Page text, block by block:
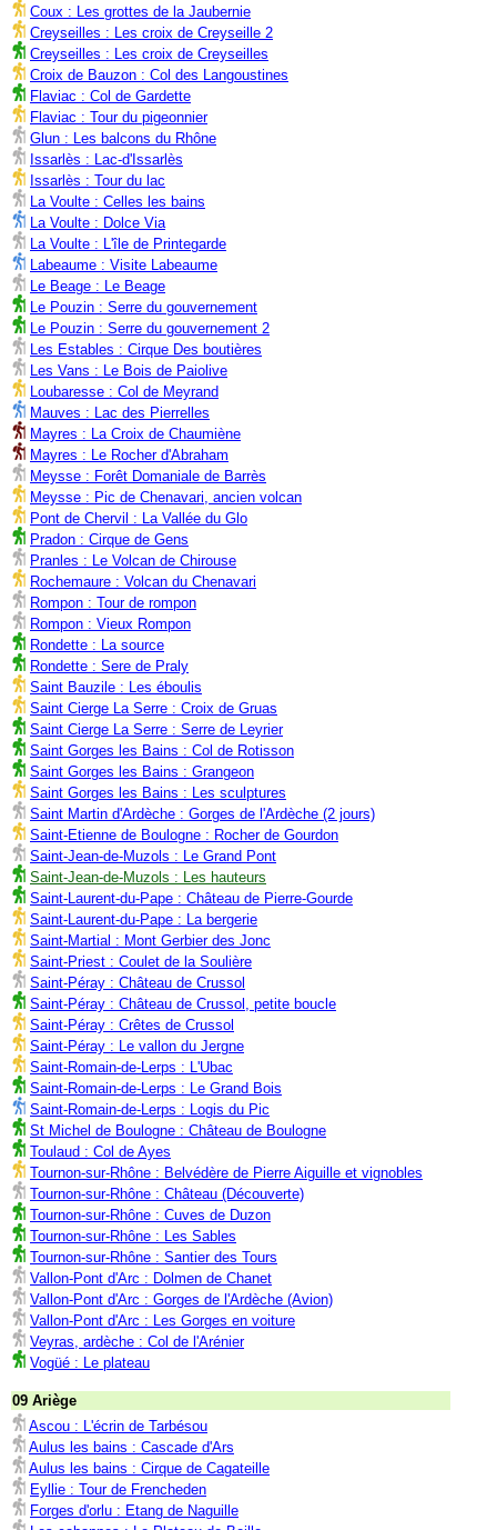
Coux : Les grottes de la Jaubernie
Creyseilles : Les croix de Creyseille 2
Creyseilles : Les croix de Creyseilles
Croix de Bauzon : Col des Langoustines
Flaviac : Col de Gardette
Flaviac : Tour du pigeonnier
Glun : Les balcons du Rhône
Issarlès : Lac-d'Issarlès
Issarlès : Tour du lac
La Voulte : Celles les bains
La Voulte : Dolce Via
La Voulte : L'île de Printegarde
Labeaume : Visite Labeaume
Le Beage : Le Beage
Le Pouzin : Serre du gouvernement
Le Pouzin : Serre du gouvernement 2
Les Estables : Cirque Des boutières
Les Vans : Le Bois de Paiolive
Loubaresse : Col de Meyrand
Mauves : Lac des Pierrelles
Mayres : La Croix de Chaumiène
Mayres : Le Rocher d'Abraham
Meysse : Forêt Domaniale de Barrès
Meysse : Pic de Chenavari, ancien volcan
Pont de Chervil : La Vallée du Glo
Pradon : Cirque de Gens
Pranles : Le Volcan de Chirouse
Rochemaure : Volcan du Chenavari
Rompon : Tour de rompon
Rompon : Vieux Rompon
Rondette : La source
Rondette : Sere de Praly
Saint Bauzile : Les éboulis
Saint Cierge La Serre : Croix de Gruas
Saint Cierge La Serre : Serre de Leyrier
Saint Gorges les Bains : Col de Rotisson
Saint Gorges les Bains : Grangeon
Saint Gorges les Bains : Les sculptures
Saint Martin d'Ardèche : Gorges de l'Ardèche (2 jours)
Saint-Etienne de Boulogne : Rocher de Gourdon
Saint-Jean-de-Muzols : Le Grand Pont
Saint-Jean-de-Muzols : Les hauteurs
Saint-Laurent-du-Pape : Château de Pierre-Gourde
Saint-Laurent-du-Pape : La bergerie
Saint-Martial : Mont Gerbier des Jonc
Saint-Priest : Coulet de la Soulière
Saint-Péray : Château de Crussol
Saint-Péray : Château de Crussol, petite boucle
Saint-Péray : Crêtes de Crussol
Saint-Péray : Le vallon du Jergne
Saint-Romain-de-Lerps : L'Ubac
Saint-Romain-de-Lerps : Le Grand Bois
Saint-Romain-de-Lerps : Logis du Pic
St Michel de Boulogne : Château de Boulogne
Toulaud : Col de Ayes
Tournon-sur-Rhône : Belvédère de Pierre Aiguille et vignobles
Tournon-sur-Rhône : Château (Découverte)
Tournon-sur-Rhône : Cuves de Duzon
Tournon-sur-Rhône : Les Sables
Tournon-sur-Rhône : Santier des Tours
Vallon-Pont d'Arc : Dolmen de Chanet
Vallon-Pont d'Arc : Gorges de l'Ardèche (Avion)
Vallon-Pont d'Arc : Les Gorges en voiture
Veyras, ardèche : Col de l'Arénier
Vogüé : Le plateau
09 Ariège
Ascou : L'écrin de Tarbésou
Aulus les bains : Cascade d'Ars
Aulus les bains : Cirque de Cagateille
Eyllie : Tour de Frencheden
Forges d'orlu : Etang de Naguille